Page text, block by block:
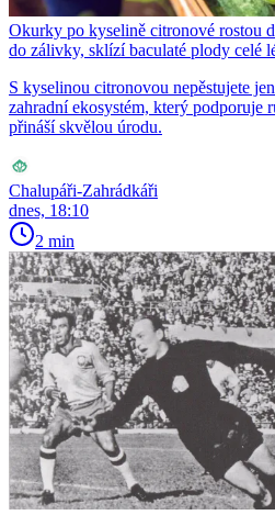
Okurky po kyselině citronové rostou
do zálivky, sklízí baculaté plody celé
S kyselinou citronovou nepěstujete
zahradní ekosystém, který podporuje
přináší skvělou úrodu.
Chalupáři-Zahrádkáři
dnes, 18:10
2 min